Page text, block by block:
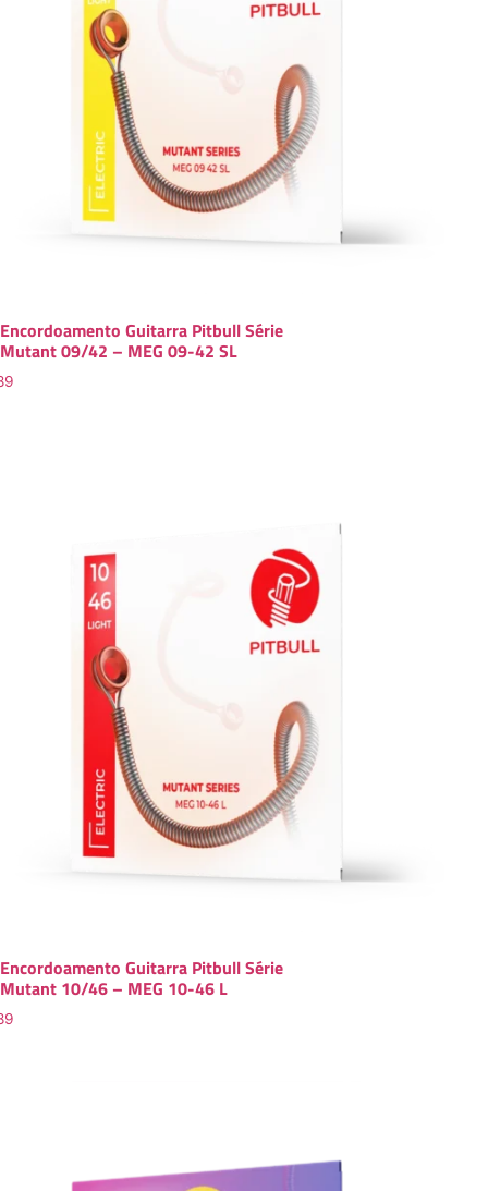
Encordoamento Guitarra Pitbull Série
Mutant 09/42 – MEG 09-42 SL
Encordoamento Guitarra Pitbull Série
Mutant 10/46 – MEG 10-46 L